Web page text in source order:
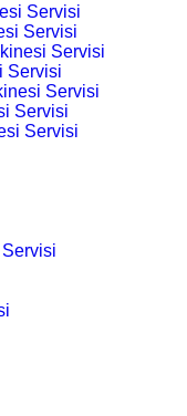
Servisi
Servisi
Servisi
Servisi
Servisi
Servisi
Servisi
Servisi